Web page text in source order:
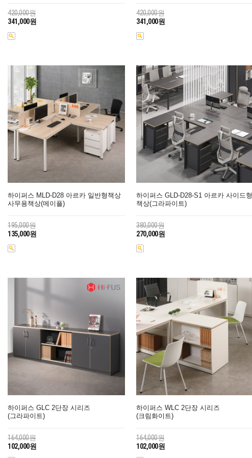
420,000원
341,000원
420,000원
341,000원
하이퍼스 MLD-D28 아르카 일반형책상
사무용책상(메이플)
195,000원
135,000원
하이퍼스 GLD-D28-S1 아르카 사이드형
책상(그라파이트)
380,000원
270,000원
하이퍼스 GLC 2단장 시리즈
(그라파이트)
164,000원
102,000원
하이퍼스 WLC 2단장 시리즈
(크림화이트)
164,000원
102,000원